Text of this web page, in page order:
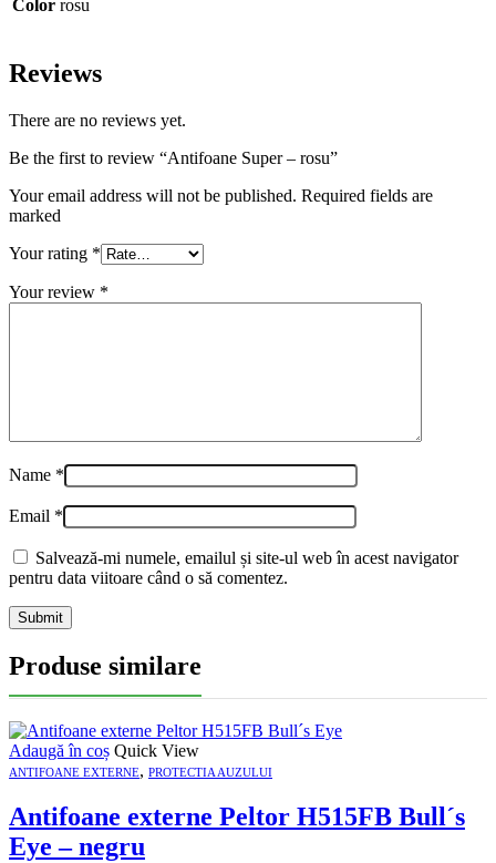
Color rosu
Reviews
There are no reviews yet.
Be the first to review “Antifoane Super – rosu”
Your email address will not be published. Required fields are
marked
Your rating *
Your review *
Name *
Email *
Salvează-mi numele, emailul și site-ul web în acest navigator
pentru data viitoare când o să comentez.
Produse similare
Adaugă în coș Quick View
ANTIFOANE EXTERNE, PROTECTIA AUZULUI
Antifoane externe Peltor H515FB Bull´s
Eye – negru